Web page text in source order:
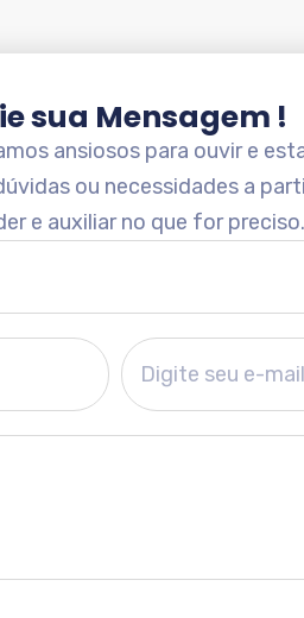
sua Mensagem !
ansiosos para ouvir e
ou necessidades a
e auxiliar no que for preciso.